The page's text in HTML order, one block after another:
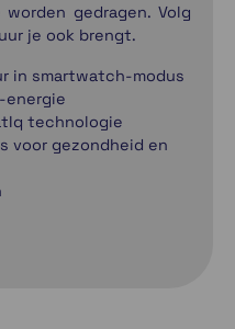
gedragen. Volg
je ook brengt.
in smartwatch-modus
energie
technologie
voor gezondheid en